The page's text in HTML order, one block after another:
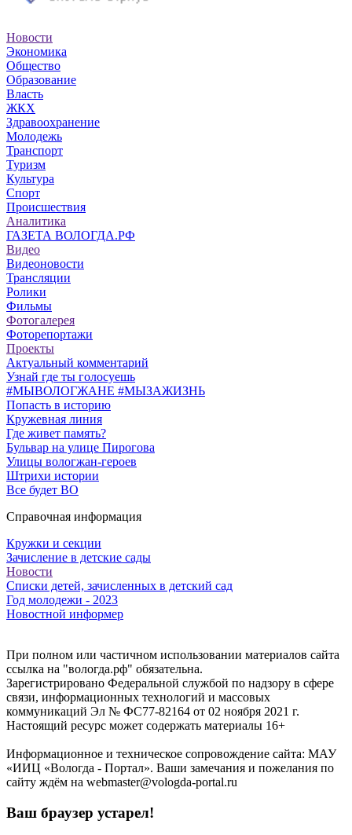
Новости
Экономика
Общество
Образование
Власть
ЖКХ
Здравоохранение
Молодежь
Транспорт
Туризм
Культура
Спорт
Происшествия
Аналитика
ГАЗЕТА ВОЛОГДА.РФ
Видео
Видеоновости
Трансляции
Ролики
Фильмы
Фотогалерея
Фоторепортажи
Проекты
Актуальный комментарий
Узнай где ты голосуешь
#МЫВОЛОГЖАНЕ #МЫЗАЖИЗНЬ
Попасть в историю
Кружевная линия
Где живет память?
Бульвар на улице Пирогова
Улицы вологжан-героев
Штрихи истории
Все будет ВО
Справочная информация
Кружки и секции
Зачисление в детские сады
Новости
Списки детей, зачисленных в детский сад
Год молодежи - 2023
Новостной информер
При полном или частичном использовании материалов сайта
ссылка на "вологда.рф" обязательна.
Зарегистрировано Федеральной службой по надзору в сфере
связи, информационных технологий и массовых
коммуникаций Эл № ФС77-82164 от 02 ноября 2021 г.
Настоящий ресурс может содержать материалы 16+
Информационное и техническое сопровождение сайта: МАУ
«ИИЦ «Вологда - Портал». Ваши замечания и пожелания по
сайту ждём на webmaster@vologda-portal.ru
Ваш браузер устарел!